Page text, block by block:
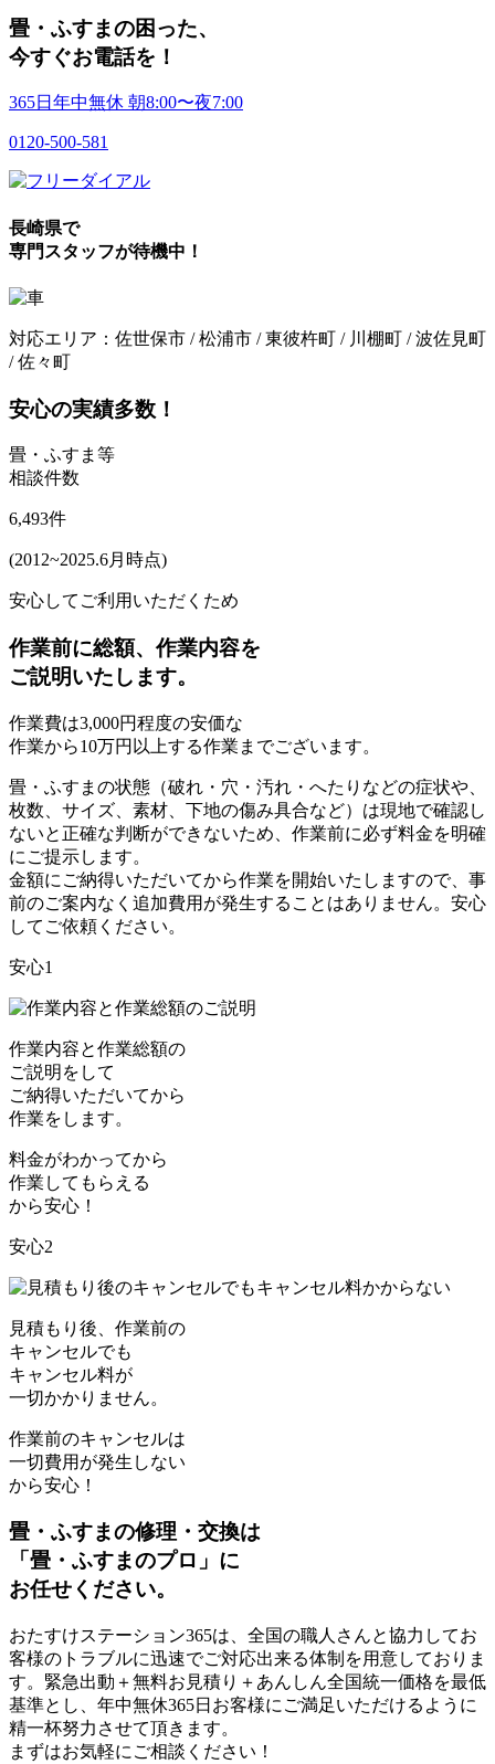
畳・ふすまの困った、
今すぐお電話を！
365日年中無休 朝8:00〜夜7:00
0120-500-581
長崎県で
専門スタッフが待機中！
対応エリア： 佐世保市 / 松浦市 / 東彼杵町 / 川棚町 / 波佐見町
/ 佐々町
安心の実績多数！
畳・ふすま等
相談件数
6,493件
(2012~2025.6月時点)
安心してご利用いただくため
作業前に総額、作業内容を
ご説明いたします。
作業費は3,000円程度の安価な
作業から10万円以上する作業までございます。
畳・ふすまの状態（破れ・穴・汚れ・へたりなどの症状や、
枚数、サイズ、素材、下地の傷み具合など）は現地で確認し
ないと正確な判断ができないため、作業前に必ず料金を明確
にご提示します。
金額にご納得いただいてから作業を開始いたしますので、事
前のご案内なく追加費用が発生することはありません。安心
してご依頼ください。
安心1
作業内容と作業総額の
ご説明をして
ご納得いただいてから
作業をします。
料金がわかってから
作業してもらえる
から安心！
安心2
見積もり後、作業前の
キャンセルでも
キャンセル料が
一切かかりません。
作業前のキャンセルは
一切費用が発生しない
から安心！
畳・ふすまの修理・交換は
「 畳・ふすまのプロ 」 に
お任せください。
おたすけステーション365は、全国の職人さんと協力してお
客様のトラブルに迅速でご対応出来る体制を用意しておりま
す。緊急出動＋無料お見積り＋あんしん全国統一価格を最低
基準とし、年中無休365日お客様にご満足いただけるように
精一杯努力させて頂きます。
まずはお気軽にご相談ください！